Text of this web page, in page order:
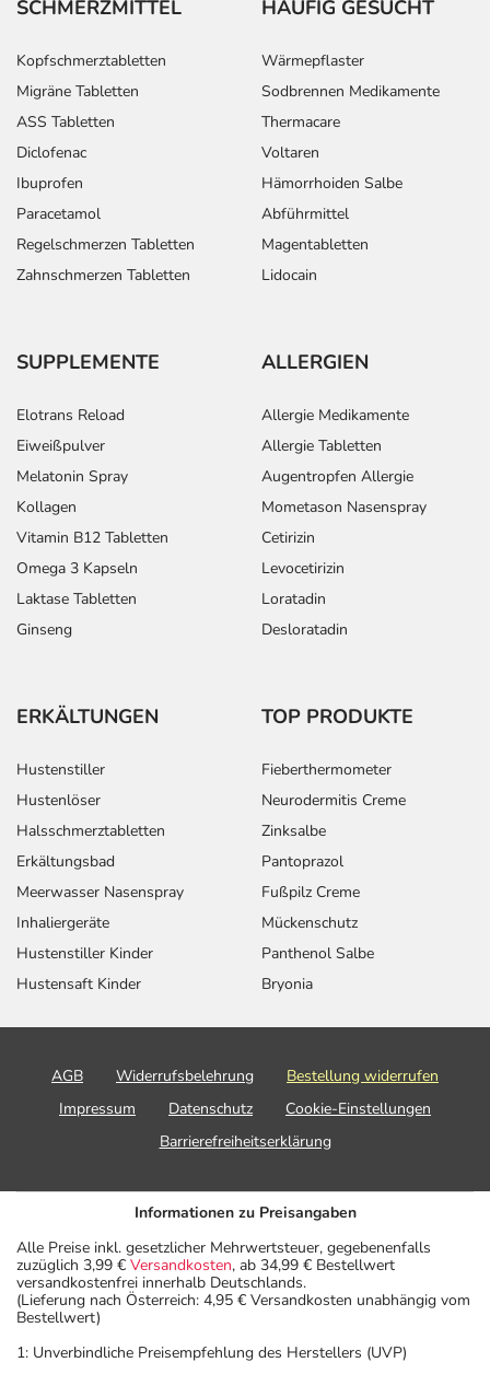
SCHMERZMITTEL
Kopfschmerztabletten
Migräne Tabletten
ASS Tabletten
Diclofenac
Ibuprofen
Paracetamol
Regelschmerzen Tabletten
Zahnschmerzen Tabletten
HÄUFIG GESUCHT
Wärmepflaster
Sodbrennen Medikamente
Thermacare
Voltaren
Hämorrhoiden Salbe
Abführmittel
Magentabletten
Lidocain
SUPPLEMENTE
Elotrans Reload
Eiweißpulver
Melatonin Spray
Kollagen
Vitamin B12 Tabletten
Omega 3 Kapseln
Laktase Tabletten
Ginseng
ALLERGIEN
Allergie Medikamente
Allergie Tabletten
Augentropfen Allergie
Mometason Nasenspray
Cetirizin
Levocetirizin
Loratadin
Desloratadin
ERKÄLTUNGEN
Hustenstiller
Hustenlöser
Halsschmerztabletten
Erkältungsbad
Meerwasser Nasenspray
Inhaliergeräte
Hustenstiller Kinder
Hustensaft Kinder
TOP PRODUKTE
Fieberthermometer
Neurodermitis Creme
Zinksalbe
Pantoprazol
Fußpilz Creme
Mückenschutz
Panthenol Salbe
Bryonia
AGB Widerrufsbelehrung
Bestellung widerrufen
Impressum
Datenschutz
Cookie-Einstellungen
Barrierefreiheitserklärung
Informationen zu Preisangaben
Alle Preise inkl. gesetzlicher Mehrwertsteuer, gegebenenfalls
zuzüglich 3,99 € Versandkosten, ab 34,99 € Bestellwert
versandkostenfrei innerhalb Deutschlands.
(Lieferung nach Österreich: 4,95 € Versandkosten unabhängig vom
Bestellwert)
1: Unverbindliche Preisempfehlung des Herstellers (UVP)